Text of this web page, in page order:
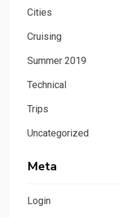
Cities
Cruising
Summer 2019
Technical
Trips
Uncategorized
Meta
Login